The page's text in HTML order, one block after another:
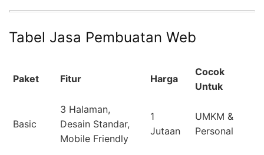
Tabel Jasa Pembuatan Web
Paket Fitur Harga
Cocok
Untuk
Basic
3 Halaman,
Desain Standar,
Mobile Friendly
1
Jutaan
UMKM &
Personal